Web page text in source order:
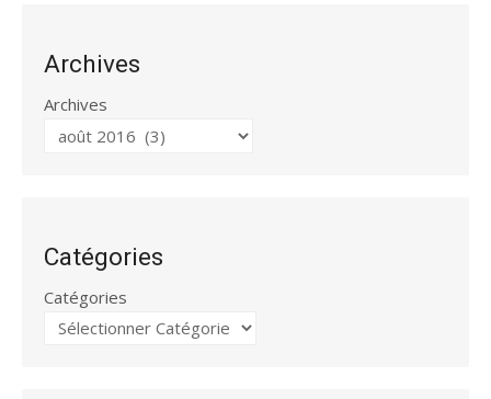
Archives
Archives
Catégories
Catégories